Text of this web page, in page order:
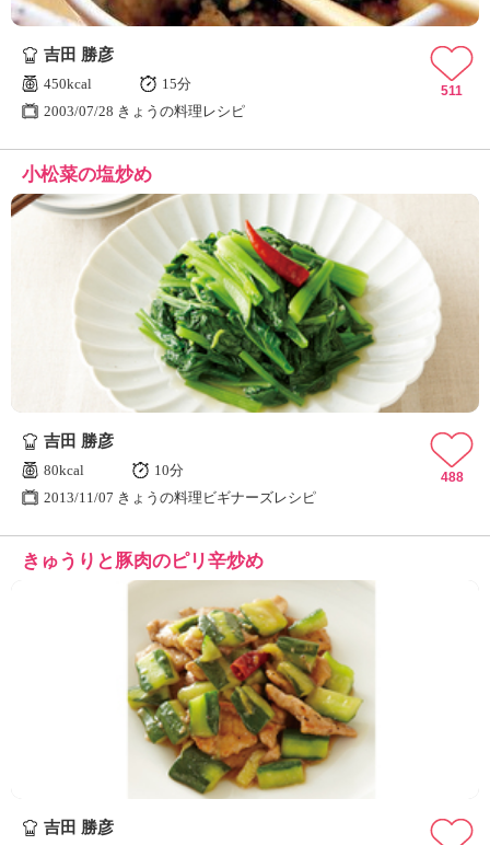
吉田 勝彦
450kcal
15分
2003/07/28 きょうの料理レシピ
511
小松菜の塩炒め
吉田 勝彦
80kcal
10分
2013/11/07 きょうの料理ビギナーズレシピ
488
きゅうりと豚肉のピリ辛炒め
吉田 勝彦